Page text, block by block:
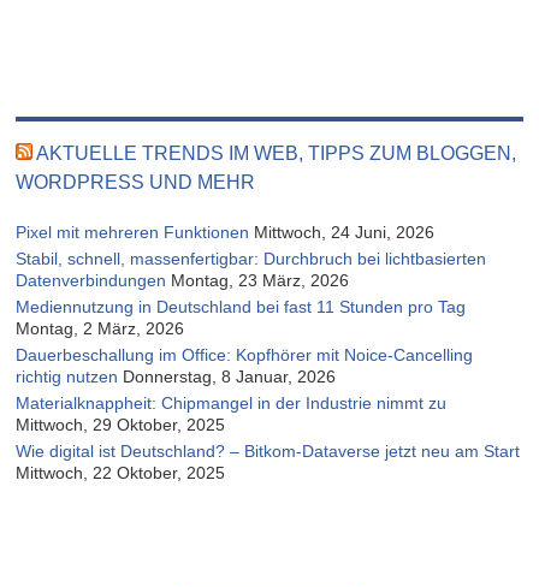
AKTUELLE TRENDS IM WEB, TIPPS ZUM BLOGGEN,
WORDPRESS UND MEHR
Pixel mit mehreren Funktionen Mittwoch, 24 Juni, 2026
Stabil, schnell, massenfertigbar: Durchbruch bei lichtbasierten
Datenverbindungen Montag, 23 März, 2026
Mediennutzung in Deutschland bei fast 11 Stunden pro Tag
Montag, 2 März, 2026
Dauerbeschallung im Office: Kopfhörer mit Noice-Cancelling
richtig nutzen Donnerstag, 8 Januar, 2026
Materialknappheit: Chipmangel in der Industrie nimmt zu
Mittwoch, 29 Oktober, 2025
Wie digital ist Deutschland? – Bitkom-Dataverse jetzt neu am Start
Mittwoch, 22 Oktober, 2025